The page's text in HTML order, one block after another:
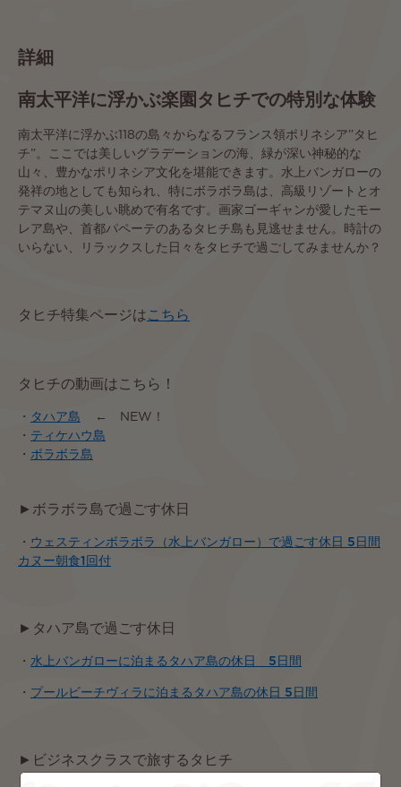
詳細
南太平洋に浮かぶ楽園タヒチでの特別な体験
南太平洋に浮かぶ118の島々からなるフランス領ポリネシア”タヒ
チ”。ここでは美しいグラデーションの海、緑が深い神秘的な
山々、豊かなポリネシア文化を堪能できます。水上バンガローの
発祥の地としても知られ、特にボラボラ島は、高級リゾートとオ
テマヌ山の美しい眺めで有名です。画家ゴーギャンが愛したモー
レア島や、首都パペーテのあるタヒチ島も見逃せません。時計の
いらない、リラックスした日々をタヒチで過ごしてみませんか？
タヒチ特集ページはこちら
タヒチの動画はこちら！
・ タハア島 ← NEW！
・ ティケハウ島
・ ボラボラ島
►ボラボラ島で過ごす休日
・ ウェスティンボラボラ（水上バンガロー）で過ごす休日 5日間
カヌー朝食1回付
►タハア島で過ごす休日
・ 水上バンガローに泊まるタハア島の休日 5日間
・ プールビーチヴィラに泊まるタハア島の休日 5日間
►ビジネスクラスで旅するタヒチ